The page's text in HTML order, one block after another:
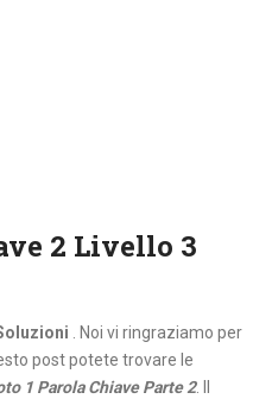
2 Livello 3
. Noi vi ringraziamo per
post potete trovare le
1 Parola Chiave Parte 2. Il